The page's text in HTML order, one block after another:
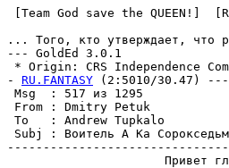
[Team God save the QUEEN!]
... Того, кто утверждает, что
--- GoldEd 3.0.1
* Origin: CRS Independence
- RU.FANTASY (2:5010/
Msg  : 517 из
From : Dmitry Petuk
To   : Andrew Tupkalo
Subj : Воитель А Ка
Привет